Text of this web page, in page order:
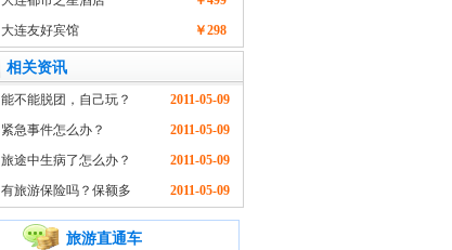
大连友好宾馆
￥298
相关资讯
能不能脱团，自己玩？
2011-05-09
紧急事件怎么办？
2011-05-09
旅途中生病了怎么办？
2011-05-09
有旅游保险吗？保额多
2011-05-09
旅游直通车